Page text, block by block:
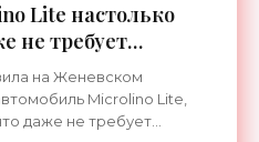
Lite настолько
не требует
«Электромобили»
на Женевском
Microlino Lite,
даже не требует